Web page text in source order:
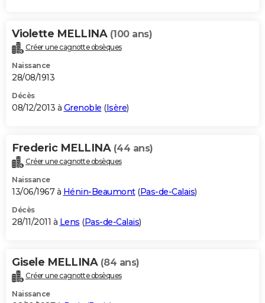
Violette MELLINA (100 ans)
Créer une cagnotte obsèques
Naissance
28/08/1913
Décès
08/12/2013 à Grenoble (Isère)
Frederic MELLINA (44 ans)
Créer une cagnotte obsèques
Naissance
13/06/1967 à Hénin-Beaumont(Pas-de-Calais)
Décès
28/11/2011 à Lens (Pas-de-Calais)
Gisele MELLINA (84 ans)
Créer une cagnotte obsèques
Naissance